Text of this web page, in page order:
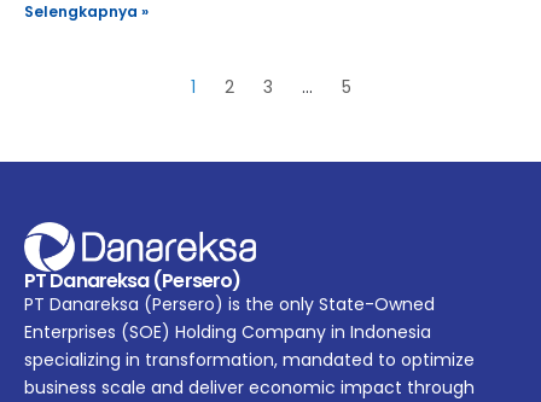
Selengkapnya »
1 2 3 … 5
PT Danareksa (Persero)
PT Danareksa (Persero) is the only State-Owned
Enterprises (SOE) Holding Company in Indonesia
specializing in transformation, mandated to optimize
business scale and deliver economic impact through